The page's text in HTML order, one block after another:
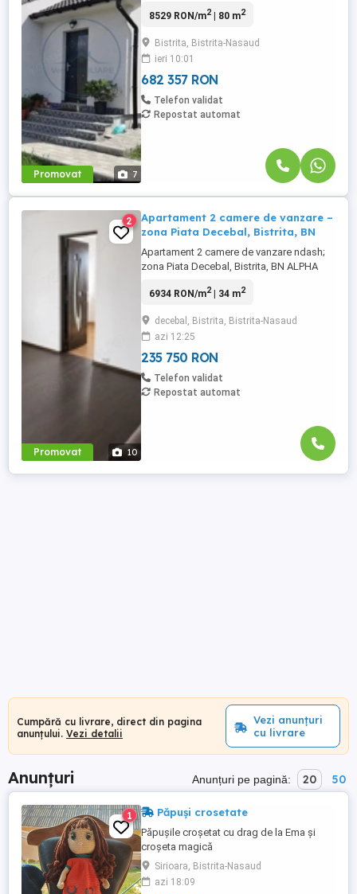
Promovat 7
Plan parter suprafața de 80 mp utili ,
doua dormitoare, baie, dressing -
posibilitatea de mansarde în suprafața de
40 mp . -terasa acoperita ...
8529 RON/m2| 80 m2
Bistrita, Bistrita-Nasaud
ieri 10:01
682 357 RON
Telefon validat
Repostat automat
Promovat 10
2
Apartament 2 camere de vanzare –
zona Piata Decebal, Bistrita, BN
Apartament 2 camere de vanzare ndash;
zona Piata Decebal, Bistrita, BN ALPHA
vanzare un apartament cu 2 camere, situat
Bistrita, in apropiere de Piata Decebal,
avand acces facil la magazine,
supermarketuri, statii de transport, ...
6934 RON/m2| 34 m2
decebal, Bistrita, Bistrita-Nasaud
azi 12:25
235 750 RON
Telefon validat
Repostat automat
Cumpără cu livrare, direct din pagina
anunțului. Vezi detalii
Vezi anunțuri
cu livrare
Anunțuri Anunțuri pe pagină: 20 50
1 Păpuși crosetate
Păpușile croșetat cu drag de la Ema și
croșeta magică
Sirioara, Bistrita-Nasaud
azi 18:09